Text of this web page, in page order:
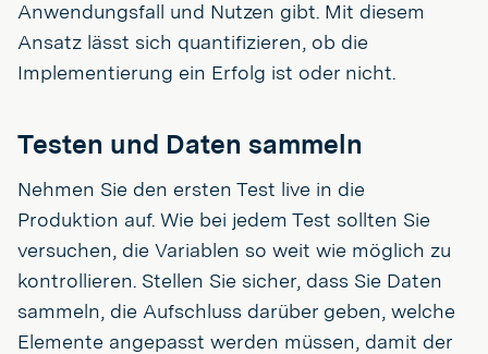
Anwendungsfall und Nutzen gibt. Mit diesem
Ansatz lässt sich quantifizieren, ob die
Implementierung ein Erfolg ist oder nicht.
Testen und Daten sammeln
Nehmen Sie den ersten Test live in die
Produktion auf. Wie bei jedem Test sollten Sie
versuchen, die Variablen so weit wie möglich zu
kontrollieren. Stellen Sie sicher, dass Sie Daten
sammeln, die Aufschluss darüber geben, welche
Elemente angepasst werden müssen, damit der